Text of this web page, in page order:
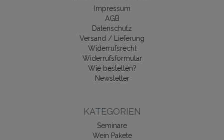
Impressum
AGB
Datenschutz
Versand / Lieferung
Widerrufsrecht
Widerrufsformular
Wie bestellen?
Newsletter
KATEGORIEN
Seminare
Wein Pakete